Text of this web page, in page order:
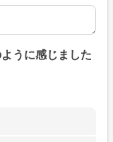
あればご記入くだ
うに感じました